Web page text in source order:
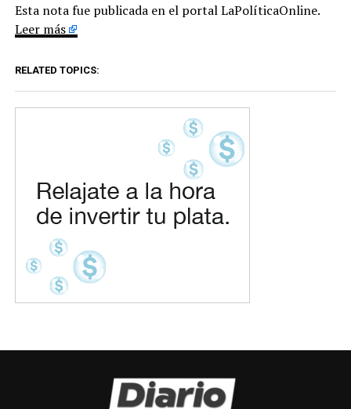
Esta nota fue publicada en el portal LaPolíticaOnline.
Leer más
RELATED TOPICS: